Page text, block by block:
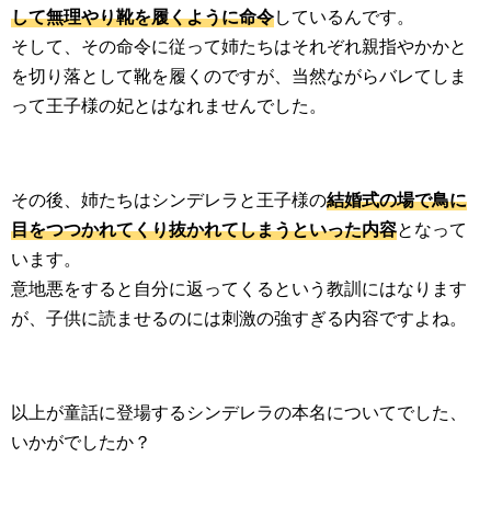
して無理やり靴を履くように命令しているんです。
そして、その命令に従って姉たちはそれぞれ親指やかかと
を切り落として靴を履くのですが、当然ながらバレてしま
って王子様の妃とはなれませんでした。
その後、姉たちはシンデレラと王子様の結婚式の場で鳥に
目をつつかれてくり抜かれてしまうといった内容となって
います。
意地悪をすると自分に返ってくるという教訓にはなります
が、子供に読ませるのには刺激の強すぎる内容ですよね。
以上が童話に登場するシンデレラの本名についてでした、
いかがでしたか？